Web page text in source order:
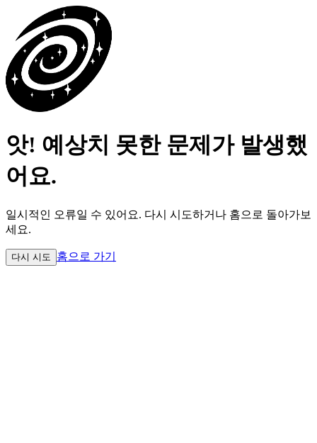
앗! 예상치 못한 문제가 발생했
어요.
일시적인 오류일 수 있어요. 다시 시도하거나 홈으로 돌아가보
세요.
다시 시도 홈으로 가기